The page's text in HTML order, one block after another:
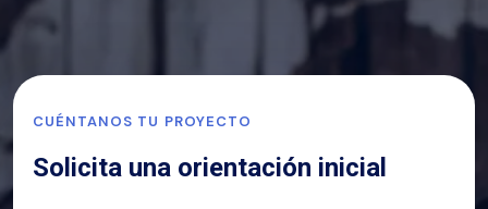
CUÉNTANOS TU PROYECTO
Solicita una orientación inicial